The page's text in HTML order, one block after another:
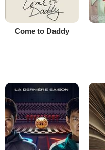
Come to Daddy